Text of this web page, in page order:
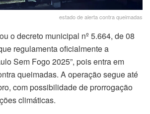
estado de alerta contra queimadas
o decreto municipal nº 5.664, de 08
regulamenta oficialmente a
Sem Fogo 2025”, pois entra em
queimadas. A operação segue até
com possibilidade de prorrogação
climáticas.